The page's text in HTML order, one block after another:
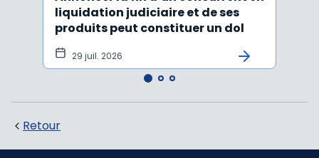
liquidation judiciaire et de ses
produits peut constituer un dol
29 juil. 2026
Retour